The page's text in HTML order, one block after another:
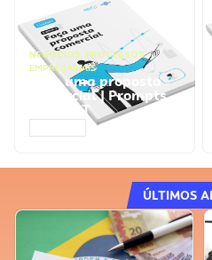
NEGÓCIOS, PROCESSOS
EMPRESARIAIS
Faça uma proposta
comercial | Prompts
ChatGPT
ÚLTIMOS